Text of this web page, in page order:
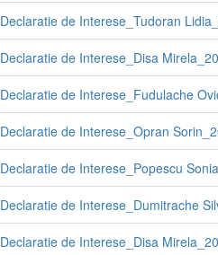
Declaratie de Interese_Tudoran
Declaratie de Interese_Disa
Declaratie de Interese_Fudulache
Declaratie de Interese_Opran
Declaratie de Interese_Popescu
Declaratie de Interese_Dumitrache
Declaratie de Interese_Disa